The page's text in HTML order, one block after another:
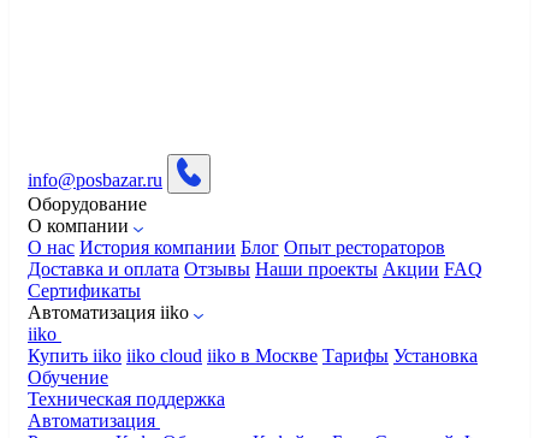
info@posbazar.ru
Оборудование
О компании
О нас История компании Блог Опыт рестораторов
Доставка и оплата Отзывы Наши проекты Акции FAQ
Сертификаты
Автоматизация iiko
iiko
Купить iiko iiko cloud iiko в Москве Тарифы Установка
Обучение
Техническая поддержка
Автоматизация